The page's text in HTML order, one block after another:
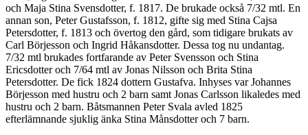
och Maja Stina Svensdotter, f. 1817. De brukade också 7/32 mtl. En
annan son, Peter Gustafsson, f. 1812, gifte sig med Stina Cajsa
Petersdotter, f. 1813 och övertog den gård, som tidigare brukats av
Carl Börjesson och Ingrid Håkansdotter. Dessa tog nu undantag.
7/32 mtl brukades fortfarande av Peter Svensson och Stina
Ericsdotter och 7/64 mtl av Jonas Nilsson och Brita Stina
Petersdotter. De fick 1824 dottern Gustafva. Inhyses var Johannes
Börjesson med hustru och 2 barn samt Jonas Carlsson likaledes med
hustru och 2 barn. Båtsmannen Peter Svala avled 1825
efterlämnande sjuklig änka Stina Månsdotter och 7 barn.